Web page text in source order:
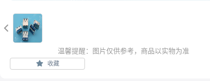

温馨提醒：图片仅供参考，商品以实物为准
收藏